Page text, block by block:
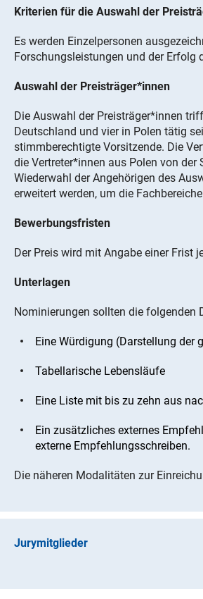
Kriterien für die Auswahl der
Es werden Einzelpersonen
Forschungsleistungen und der Erfolg
Auswahl der Preisträger*innen
Die Auswahl der Preisträger*innen
Deutschland und vier in Polen tätig
stimmberechtigte Vorsitzende. Die
die Vertreter*innen aus Polen von
Wiederwahl der Angehörigen des
erweitert werden, um die
Bewerbungsfristen
Der Preis wird mit Angabe einer Frist
Unterlagen
Nominierungen sollten die folgenden
Eine Würdigung (Darstellung
Tabellarische Lebensläufe
Eine Liste mit bis zu zehn aus
Ein zusätzliches externes
externe Empfehlungsschreiben.
Die näheren Modalitäten zur
Jurymitglieder